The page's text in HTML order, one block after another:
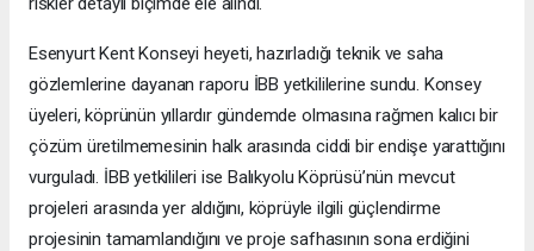
Esenyurt Kent Konseyi heyeti, hazırladığı teknik ve saha
gözlemlerine dayanan raporu İBB yetkililerine sundu. Konsey
üyeleri, köprünün yıllardır gündemde olmasına rağmen kalıcı bir
çözüm üretilmemesinin halk arasında ciddi bir endişe yarattığını
vurguladı. İBB yetkilileri ise Balıkyolu Köprüsü’nün mevcut
projeleri arasında yer aldığını, köprüyle ilgili güçlendirme
projesinin tamamlandığını ve proje safhasının sona erdiğini